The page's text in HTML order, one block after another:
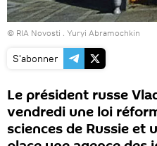
© RIA Novosti . Yuryi Abramochkin
S'abonner
Le président russe
vendredi une loi
sciences de Russie et